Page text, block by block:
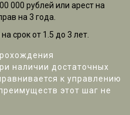
000 рублей или арест на
на 3 года.
срок от 1.5 до 3 лет.
наличии достаточных
к управлению
этот шаг не